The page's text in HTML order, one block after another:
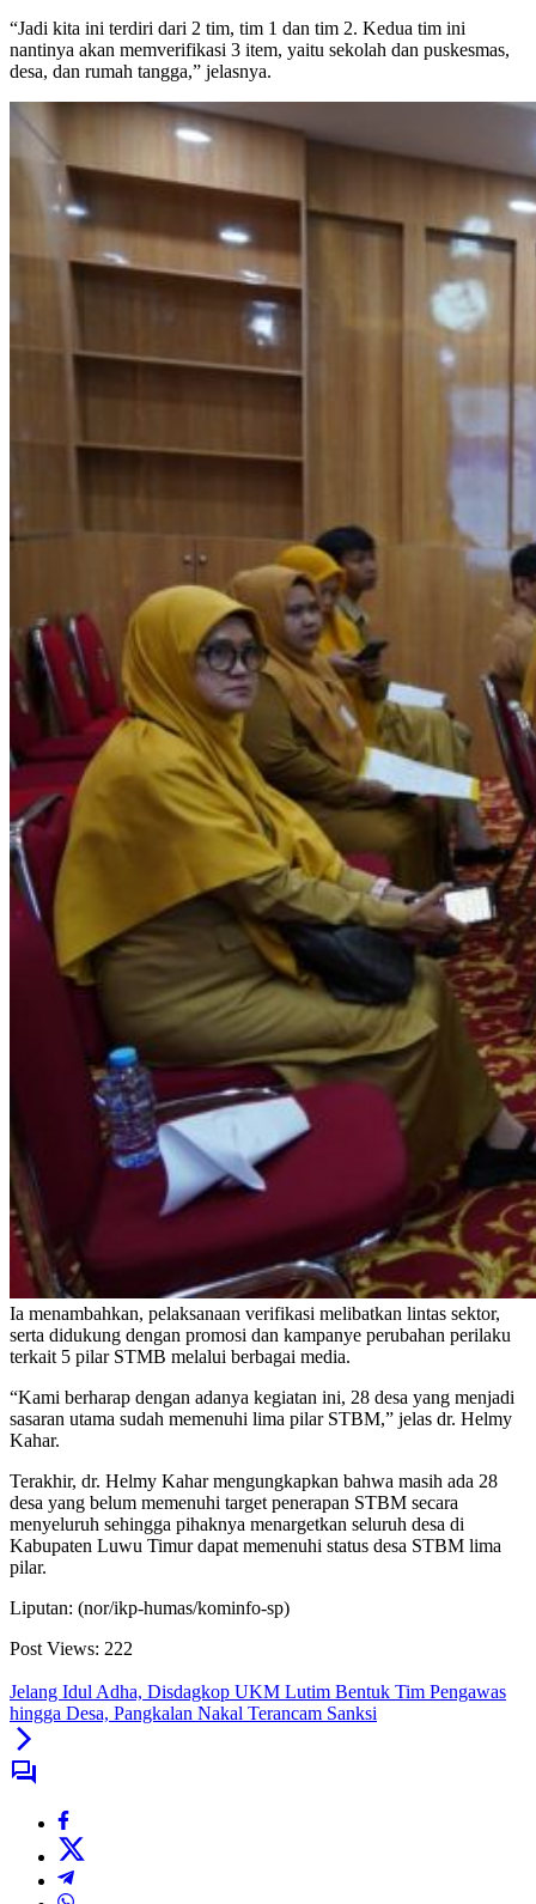
“Jadi kita ini terdiri dari 2 tim, tim 1 dan tim 2. Kedua tim ini
nantinya akan memverifikasi 3 item, yaitu sekolah dan puskesmas,
desa, dan rumah tangga,” jelasnya.
Ia menambahkan, pelaksanaan verifikasi melibatkan lintas sektor,
serta didukung dengan promosi dan kampanye perubahan perilaku
terkait 5 pilar STMB melalui berbagai media.
“Kami berharap dengan adanya kegiatan ini, 28 desa yang menjadi
sasaran utama sudah memenuhi lima pilar STBM,” jelas dr. Helmy
Kahar.
Terakhir, dr. Helmy Kahar mengungkapkan bahwa masih ada 28
desa yang belum memenuhi target penerapan STBM secara
menyeluruh sehingga pihaknya menargetkan seluruh desa di
Kabupaten Luwu Timur dapat memenuhi status desa STBM lima
pilar.
Liputan: (nor/ikp-humas/kominfo-sp)
Post Views: 222
Jelang Idul Adha, Disdagkop UKM Lutim Bentuk Tim Pengawas
hingga Desa, Pangkalan Nakal Terancam Sanksi